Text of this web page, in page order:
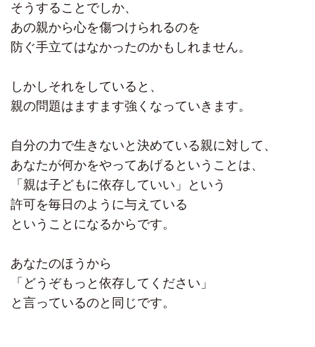
そうすることでしか、
あの親から心を傷つけられるのを
防ぐ手立てはなかったのかもしれません。
しかしそれをしていると、
親の問題はますます強くなっていきます。
自分の力で生きないと決めている親に対して、
あなたが何かをやってあげるということは、
「親は子どもに依存していい」という
許可を毎日のように与えている
ということになるからです。
あなたのほうから
「どうぞもっと依存してください」
と言っているのと同じです。